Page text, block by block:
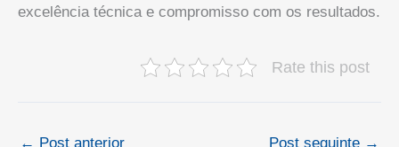
excelência técnica e compromisso com os resultados.
Rate this post
← Post anterior Post seguinte →